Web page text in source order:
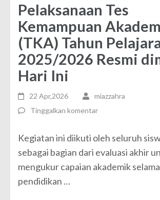
Pelaksanaan Tes
Kemampuan
(TKA) Tahun
2025/2026 Resmi
Hari Ini
22 Apr,2026
miazzahra
Tinggalkan komentar
Kegiatan ini diikuti oleh seluruh
sebagai bagian dari evaluasi akhir
mengukur capaian akademik
pendidikan …